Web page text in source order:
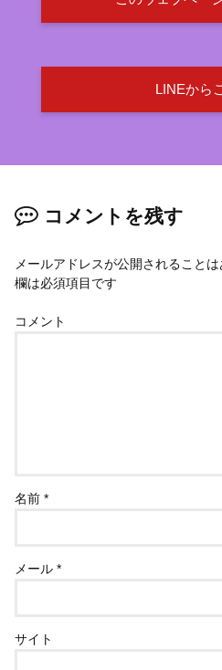
LINEから
コメントを残す
メールアドレスが公開されることは
欄は必須項目です
コメント
名前*
メール*
サイト